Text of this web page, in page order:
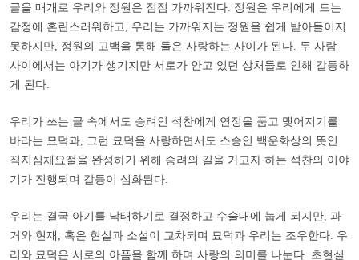
글을 매개로 우리와 정원은 점점 가까워진다. 정원은 우리에게 드는
감정에 혼란스러워하고, 우리는 가까워지는 정원을 쉽게 받아들이지
못하지만, 정원의 고백을 통해 둘은 사랑하는 사이가 된다. 두 사람
사이에서는 아기가 생기지만 서로가 안고 있던 상처들로 인해 갈등하
게 된다.
우리가 쓰는 글 속에서도 승려인 석찬에게 연정을 품고 맺어지기를
바라는 묘덕과, 그런 묘덕을 사랑하면서도 스승인 백운화상의 뜻인
직지심체요절을 완성하기 위해 승려의 길을 가고자 하는 석찬의 이야
기가 진행되며 갈등이 심화된다.
우리는 결국 아기를 낙태하기로 결정하고 수술대에 눕게 되지만, 과
거와 현재, 혹은 현실과 소설이 교차되며 묘덕과 우리는 조우한다. 우
리와 묘덕은 서로의 아픔을 함께 하며 사랑의 의미를 나눈다. 초현실